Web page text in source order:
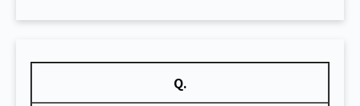
Q.